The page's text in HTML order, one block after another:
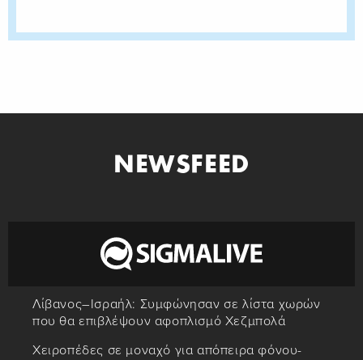
NEWSFEED
Λίβανος–Ισραήλ: Συμφώνησαν σε λίστα χωρών
που θα επιβλέψουν αφοπλισμό Χεζμπολά
Χειροπέδες σε μοναχό για απόπειρα φόνου-